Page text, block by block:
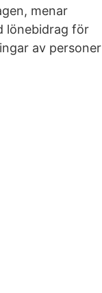
menar
lönebidrag för
av